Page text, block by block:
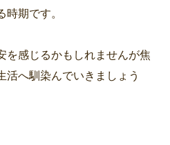
時期です。
を感じるかもしれませんが焦
活へ馴染んでいきましょう